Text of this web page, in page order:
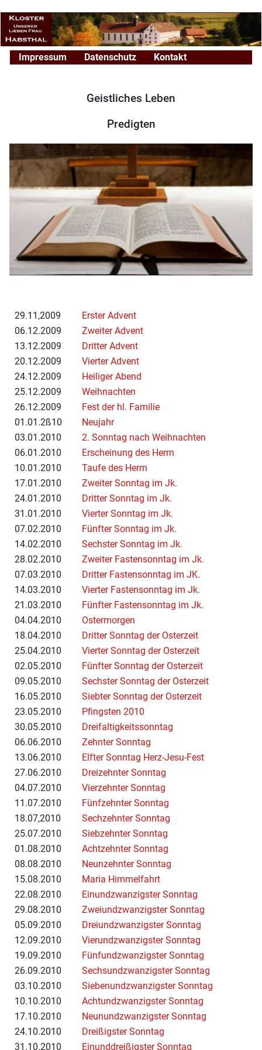
Impressum Datenschutz Kontakt
Geistliches Leben
Predigten
29.11,2009
Erster Advent
06.12.2009
Zweiter Advent
13.12.2009
Dritter Advent
20.12.2009
Vierter Advent
24.12.2009
Heiliger Abend
25.12.2009
Weihnachten
26.12.2009
Fest der hl. Familie
01.01.2ß10
Neujahr
03.01.2010
2. Sonntag nach Weihnachten
06.01.2010
Erscheinung des Herrn
10.01.2010
Taufe des Herrn
17.01.2010
Zweiter Sonntag im Jk.
24.01.2010
Dritter Sonntag im Jk.
31.01.2010
Vierter Sonntag im Jk.
07.02.2010
Fünfter Sonntag im Jk.
14.02.2010
Sechster Sonntag im Jk.
28.02.2010
Zweiter Fastensonntag im Jk.
07.03.2010
Dritter Fastensonntag im JK.
14.03.2010
Vierter Fastensonntag im Jk.
21.03.2010
Fünfter Fastensonntag im Jk.
04.04.2010
Ostermorgen
18.04.2010
Dritter Sonntag der Osterzeit
25.04.2010
Vierter Sonntag der Osterzeit
02.05.2010
Fünfter Sonntag der Osterzeit
09.05.2010
Sechster Sonntag der Osterzeit
16.05.2010
Siebter Sonntag der Osterzeit
23.05.2010
Pfingsten 2010
30.05.2010
Dreifaltigkeitssonntag
06.06.2010
Zehnter Sonntag
13.06.2010
Elfter Sonntag Herz-Jesu-Fest
27.06.2010
Dreizehnter Sonntag
04.07.2010
Vierzehnter Sonntag
11.07.2010
Fünfzehnter Sonntag
18.07,2010
Sechzehnter Sonntag
25.07.2010
Siebzehnter Sonntag
01.08.2010
Achtzehnter Sonntag
08.08.2010
Neunzehnter Sonntag
15.08.2010
Maria Himmelfahrt
22.08.2010
Einundzwanzigster Sonntag
29.08.2010
Zweiundzwanzigster Sonntag
05.09.2010
Dreiundzwanzigster Sonntag
12.09.2010
Vierundzwanzigster Sonntag
19.09.2010
Fünfundzwanzigster Sonntag
26.09.2010
Sechsundzwanzigster Sonntag
03.10.2010
Siebenundzwanzigster Sonntag
10.10.2010
Achtundzwanzigster Sonntag
17.10.2010
Neunundzwanzigster Sonntag
24.10.2010
Dreißigster Sonntag
31.10.2010
Einunddreißigster Sonntag